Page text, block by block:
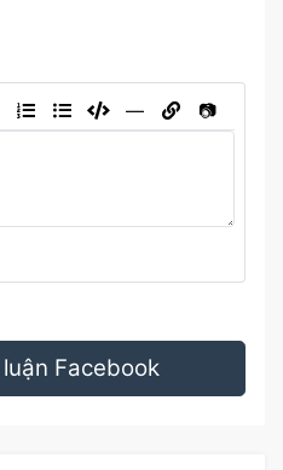
― 📷
Facebook